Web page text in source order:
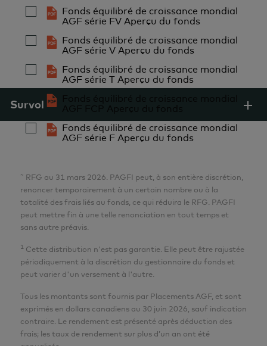
Survol
Fonds équilibré de croissance mondial
AGF série FV Aperçu du fonds
Fonds équilibré de croissance mondial
AGF série V Aperçu du fonds
Fonds équilibré de croissance mondial
AGF série T Aperçu du fonds
Fonds équilibré de croissance mondial
AGF série F Aperçu du fonds
~ RFG au 31 mars 2026. PAGFI peut, à son entière discrétion,
renoncer temporairement à un certain nombre ou à la
totalité des frais liés au fonds, ce qui réduira le RFG. PAGFI
peut mettre fin à une telle renonciation en tout temps et
sans autre préavis.
1 Cette distribution n'est pas garantie. Elle peut être rajustée
périodiquement à la discrétion du gestionnaire du fonds et
peut varier d'un versement à l'autre.
Tous les montants sont fournis par Placements AGF, et sont
exprimés en dollars canadiens au 30 juin 2026, sauf indication
contraire. Le rendement est présenté après déduction des
frais; les taux de rendement sur plus d’un an ont été